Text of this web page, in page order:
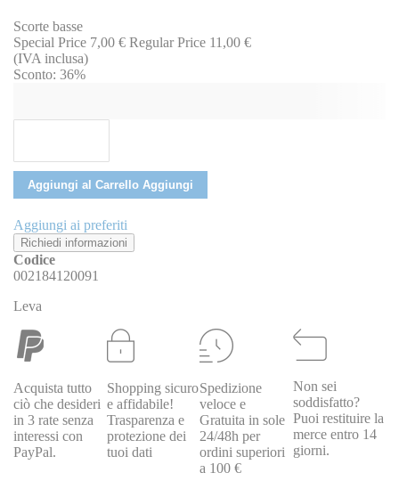
Scorte basse
Special Price 7,00 € Regular Price 11,00 €
(IVA inclusa)
Sconto: 36%
Aggiungi al Carrello Aggiungi
Aggiungi ai preferiti
Richiedi informazioni
Codice
002184120091
Leva
Acquista tutto
ciò che desideri
in 3 rate senza
interessi con
PayPal.
Shopping sicuro
e affidabile!
Trasparenza e
protezione dei
tuoi dati
Spedizione
veloce e
Gratuita in sole
24/48h per
ordini superiori
a 100 €
Non sei
soddisfatto?
Puoi restituire la
merce entro 14
giorni.